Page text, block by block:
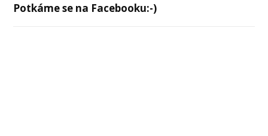
Potkáme se na Facebooku:-)